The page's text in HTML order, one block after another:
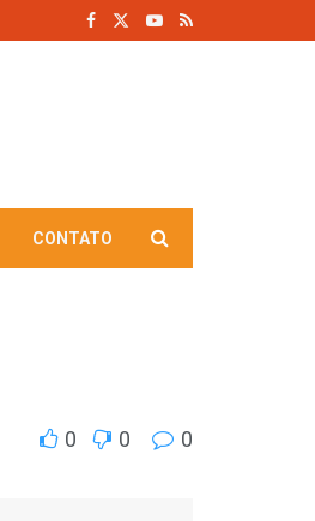
CONTATO
0 0 0